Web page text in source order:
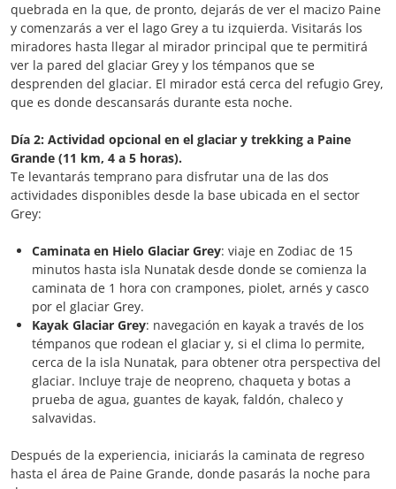
quebrada en la que, de pronto, dejarás de ver el macizo Paine
y comenzarás a ver el lago Grey a tu izquierda. Visitarás los
miradores hasta llegar al mirador principal que te permitirá
ver la pared del glaciar Grey y los témpanos que se
desprenden del glaciar. El mirador está cerca del refugio Grey,
que es donde descansarás durante esta noche.
Día 2: Actividad opcional en el glaciar y trekking a Paine
Grande (11 km, 4 a 5 horas).
Te levantarás temprano para disfrutar una de las dos
actividades disponibles desde la base ubicada en el sector
Grey:
Caminata en Hielo Glaciar Grey: viaje en Zodiac de 15
minutos hasta isla Nunatak desde donde se comienza la
caminata de 1 hora con crampones, piolet, arnés y casco
por el glaciar Grey.
Kayak Glaciar Grey: navegación en kayak a través de los
témpanos que rodean el glaciar y, si el clima lo permite,
cerca de la isla Nunatak, para obtener otra perspectiva del
glaciar. Incluye traje de neopreno, chaqueta y botas a
prueba de agua, guantes de kayak, faldón, chaleco y
salvavidas.
Después de la experiencia, iniciarás la caminata de regreso
hasta el área de Paine Grande, donde pasarás la noche para